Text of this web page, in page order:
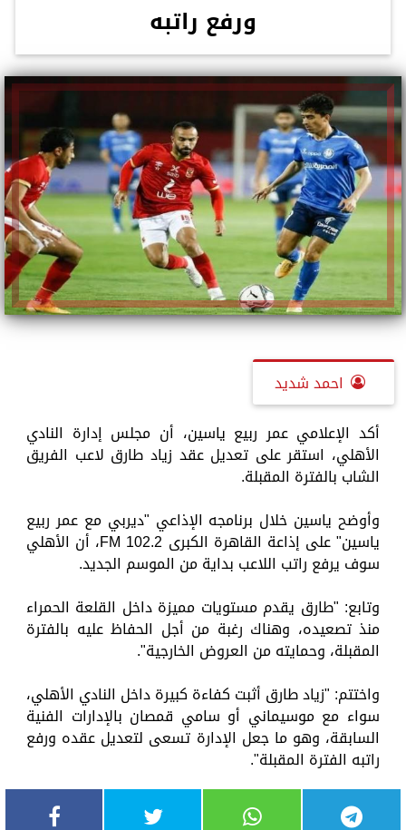
ورفع راتبه
احمد شديد
أكد الإعلامي عمر ربيع ياسين، أن مجلس إدارة النادي
الأهلي، استقر على تعديل عقد زياد طارق لاعب الفريق
الشاب بالفترة المقبلة.
وأوضح ياسين خلال برنامجه الإذاعي "ديربي مع عمر ربيع
ياسين" على إذاعة القاهرة الكبرى 102.2 FM، أن الأهلي
سوف يرفع راتب اللاعب بداية من الموسم الجديد.
وتابع: "طارق يقدم مستويات مميزة داخل القلعة الحمراء
منذ تصعيده، وهناك رغبة من أجل الحفاظ عليه بالفترة
المقبلة، وحمايته من العروض الخارجية".
واختتم: "زياد طارق أثبت كفاءة كبيرة داخل النادي الأهلي،
سواء مع موسيماني أو سامي قمصان بالإدارات الفنية
السابقة، وهو ما جعل الإدارة تسعى لتعديل عقده ورفع
راتبه الفترة المقبلة".